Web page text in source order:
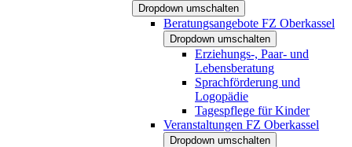
Dropdown umschalten
Beratungsangebote FZ Oberkassel
Dropdown umschalten
Erziehungs-, Paar- und
Lebensberatung
Sprachförderung und
Logopädie
Tagespflege für Kinder
Veranstaltungen FZ Oberkassel
Dropdown umschalten